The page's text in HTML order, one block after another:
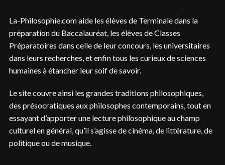
La-Philosophie.com aide les élèves de Terminale dans la
préparation du Baccalauréat, les élèves de Classes
Préparatoires dans celle de leur concours, les universitaires
dans leurs recherches, et enfin tous les curieux de sciences
humaines à étancher leur soif de savoir.
Le site couvre ainsi les grandes traditions philosophiques,
des présocratiques aux philosophes contemporains, tout en
essayant d’apporter une lecture philosophique au champ
culturel en général, qu’il s’agisse de cinéma, de littérature, de
politique ou de musique.